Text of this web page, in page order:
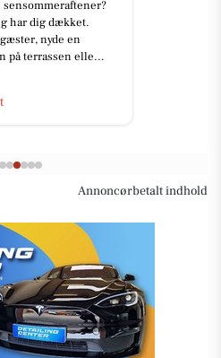
sensommeraftener?
har dig dækket.
nyde en
på terrassen elle...
Annoncørbetalt indhold